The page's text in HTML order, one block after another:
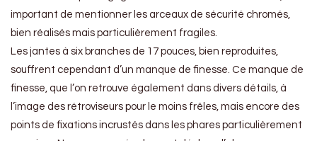
important de mentionner les arceaux de sécurité chromés,
bien réalisés mais particulièrement fragiles.
Les jantes à six branches de 17 pouces, bien reproduites,
souffrent cependant d’un manque de finesse. Ce manque de
finesse, que l’on retrouve également dans divers détails, à
l’image des rétroviseurs pour le moins frêles, mais encore des
points de fixations incrustés dans les phares particulièrement